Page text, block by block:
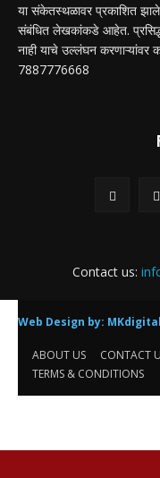
या संकेतस्थळावर प्रकाशित
संबंधित लेखकांकडे आहेत.
नाही याचे उल्लंघन करणाऱ्यांवर
7887776668
Contact us:
Web Design by:
ABOUT US CONTACT
TERMS & CONDITIONS